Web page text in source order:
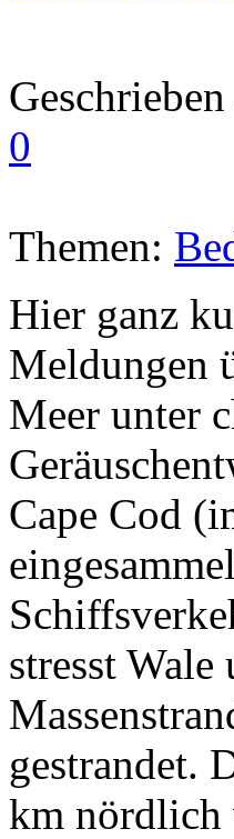
0
Themen:
Hier ganz
Meldungen
Meer unter
Cape Cod
stresst
gestrandet.
km